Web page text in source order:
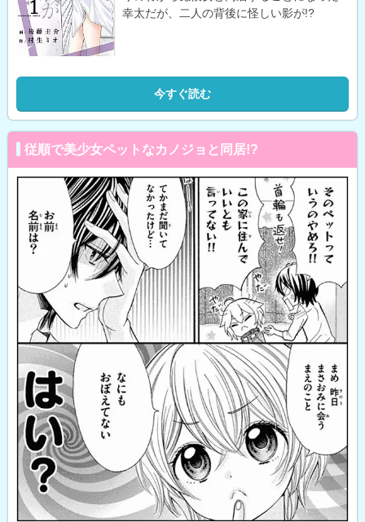
幸太だが、二人の背後に怪しい影が!?
今すぐ読む
従順で美少女ペットなカノジョと同居!?